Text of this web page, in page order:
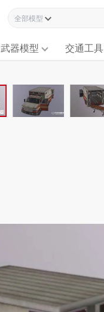
全部模型资源
武器模型 交通工具